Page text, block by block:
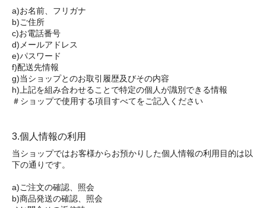
a)お名前、フリガナ
b)ご住所
c)お電話番号
d)メールアドレス
e)パスワード
f)配送先情報
g)当ショップとのお取引履歴及びその内容
h)上記を組み合わせることで特定の個人が識別できる情報
＃ショップで使用する項目すべてをご記入ください
3.個人情報の利用
当ショップではお客様からお預かりした個人情報の利用目的は以
下の通りです。
a)ご注文の確認、照会
b)商品発送の確認、照会